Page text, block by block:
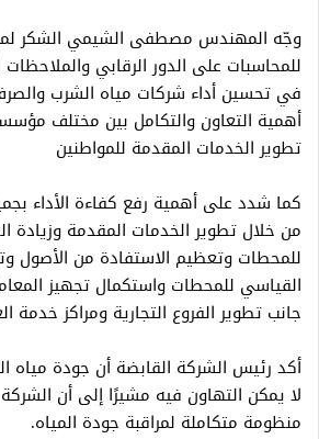
وجّه المهندس مصطفى الشيمي الشكر
للمحاسبات على الدور الرقابي
في تحسين أداء شركات مياه الشرب
أهمية التعاون والتكامل بين مختلف
تطوير الخدمات المقدمة للمواطنين
كما شدد على أهمية رفع كفاءة الأداء
من خلال تطوير الخدمات المقدمة وزيادة
للمحطات وتعظيم الاستفادة من الأصول
القياسي للمحطات واستكمال تجهيز
جانب تطوير الفروع التجارية ومراكز خدمة
أكد رئيس الشركة القابضة أن جودة مياه
لا يمكن التهاون فيه مشيرًا إلى أن
منظومة متكاملة لمراقبة جودة المياه.